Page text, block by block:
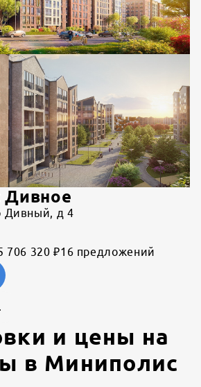
Дивное
Дивный, д 4
706 320 ₽16 предложений
и цены на
в Миниполис